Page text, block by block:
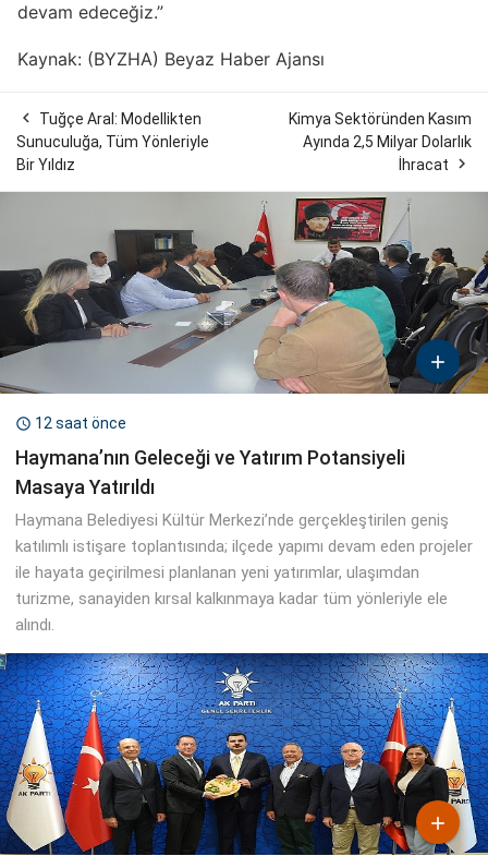
devam edeceğiz.”
Kaynak: (BYZHA) Beyaz Haber Ajansı

Tuğçe Aral: Modellikten
Sunuculuğa, Tüm Yönleriyle
Bir Yıldız
Kimya Sektöründen Kasım
Ayında 2,5 Milyar Dolarlık
İhracat


 12 saat önce
Haymana’nın Geleceği ve Yatırım Potansiyeli
Masaya Yatırıldı
Haymana Belediyesi Kültür Merkezi’nde gerçekleştirilen geniş
katılımlı istişare toplantısında; ilçede yapımı devam eden projeler
ile hayata geçirilmesi planlanan yeni yatırımlar, ulaşımdan
turizme, sanayiden kırsal kalkınmaya kadar tüm yönleriyle ele
alındı.
